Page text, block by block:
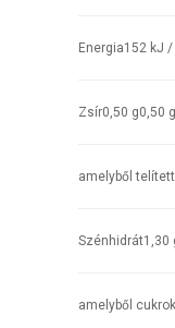
Energia152 kJ /
Zsír0,50 g0,50 g
amelyből
Szénhidrát1,30
amelyből cukrok